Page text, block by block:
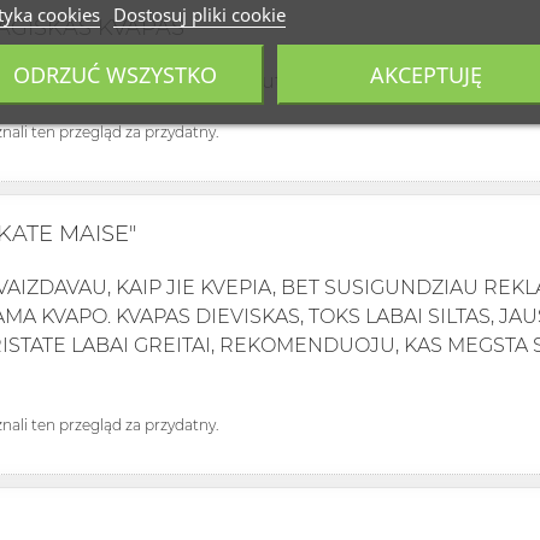
KVAPAS
kvapu ir kokybe, dar butinai sugrisiu ir kazka
ten przegląd za przydatny.
MAISE"
KAIP JIE KVEPIA, BET SUSIGUNDZIAU
KVAPO. KVAPAS DIEVISKAS, TOKS LABAI SILTAS,
LABAI GREITAI, REKOMENDUOJU, KAS MEGSTA
ten przegląd za przydatny.
cookies Dostosuj pliki cookie
ODRZUĆ WSZYSTKO AKCEPTUJĘ